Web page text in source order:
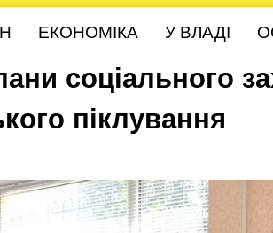
ЕКОНОМІКА У ВЛАДІ
соціального
піклування